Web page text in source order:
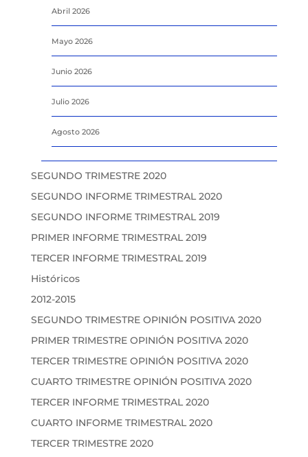
Abril 2026
Mayo 2026
Junio 2026
Julio 2026
Agosto 2026
SEGUNDO TRIMESTRE 2020
SEGUNDO INFORME TRIMESTRAL 2020
SEGUNDO INFORME TRIMESTRAL 2019
PRIMER INFORME TRIMESTRAL 2019
TERCER INFORME TRIMESTRAL 2019
Históricos
2012-2015
SEGUNDO TRIMESTRE OPINIÓN POSITIVA 2020
PRIMER TRIMESTRE OPINIÓN POSITIVA 2020
TERCER TRIMESTRE OPINIÓN POSITIVA 2020
CUARTO TRIMESTRE OPINIÓN POSITIVA 2020
TERCER INFORME TRIMESTRAL 2020
CUARTO INFORME TRIMESTRAL 2020
TERCER TRIMESTRE 2020